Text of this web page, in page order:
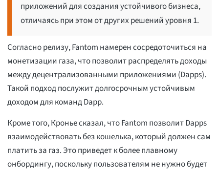
приложений для создания устойчивого бизнеса,
отличаясь при этом от других решений уровня 1.
Согласно релизу, Fantom намерен сосредоточиться на
монетизации газа, что позволит распределять доходы
между децентрализованными приложениями (Dapps).
Такой подход послужит долгосрочным устойчивым
доходом для команд Dapp.
Кроме того, Кронье сказал, что Fantom позволит Dapps
взаимодействовать без кошелька, который должен сам
платить за газ. Это приведет к более плавному
онбордингу, поскольку пользователям не нужно будет